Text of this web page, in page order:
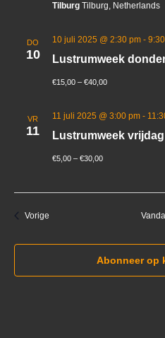
Tilburg Tilburg, Netherlands
DO
10 Lustrumweek
10 juli 2025 @ 2:30 pm-
€15,00 – €40,00
VR
11 Lustrumweek vrijdag
11 juli 2025 @ 3:00 pm-
€5,00 – €30,00
VorigeEvenementen
Abonneer op